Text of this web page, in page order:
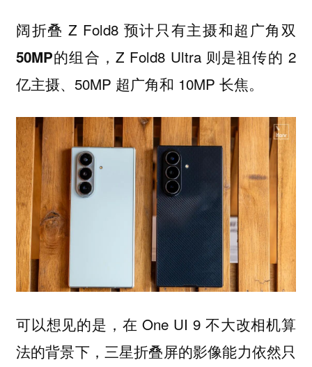
阔折叠 Z Fold8 预计只有主摄和超广角双
50MP的组合，Z Fold8 Ultra 则是祖传的 2
亿主摄、50MP 超广角和 10MP 长焦。
可以想见的是，在 One UI 9 不大改相机算
法的背景下，三星折叠屏的影像能力依然只